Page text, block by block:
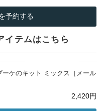
予約する
イテムはこちら
ーケのキット ミックス［メール
2,420円